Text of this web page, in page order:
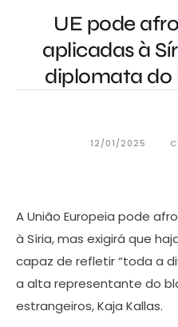
UE pode
aplicadas à
diplomata do
12/01/2025
A União Europeia pode
à Síria, mas exigirá que
capaz de refletir “toda a
a alta representante do
estrangeiros, Kaja Kallas.